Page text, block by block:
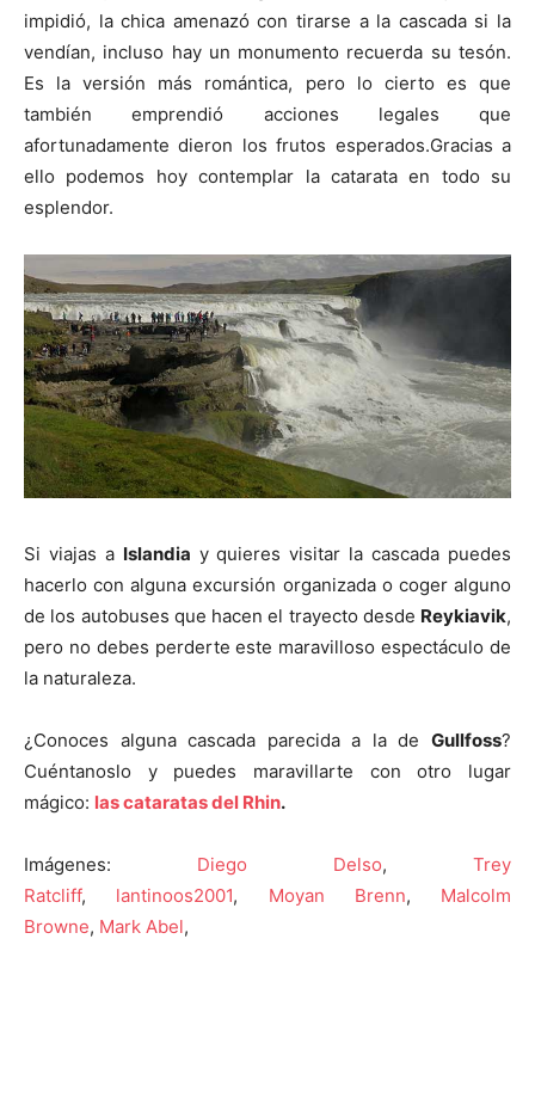
impidió, la chica amenazó con tirarse a la cascada si la
vendían, incluso hay un monumento recuerda su tesón.
Es la versión más romántica, pero lo cierto es que
también emprendió acciones legales que
afortunadamente dieron los frutos esperados.Gracias a
ello podemos hoy contemplar la catarata en todo su
esplendor.
Si viajas a Islandia y quieres visitar la cascada puedes
hacerlo con alguna excursión organizada o coger alguno
de los autobuses que hacen el trayecto desde Reykiavik,
pero no debes perderte este maravilloso espectáculo de
la naturaleza.
¿Conoces alguna cascada parecida a la de Gullfoss?
Cuéntanoslo y puedes maravillarte con otro lugar
mágico: las cataratas del Rhin.
Imágenes: Diego Delso, Trey
Ratcliff, lantinoos2001, Moyan Brenn, Malcolm
Browne, Mark Abel,